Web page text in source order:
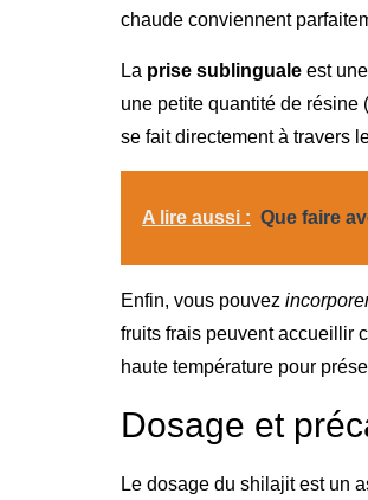
chaude conviennent
La prise sublinguale est
une petite quantité de résine
se fait directement à travers
A lire aussi : Que faire
Enfin, vous pouvez
fruits frais peuvent accueillir
haute température pour
Dosage et
Le dosage du shilajit est un